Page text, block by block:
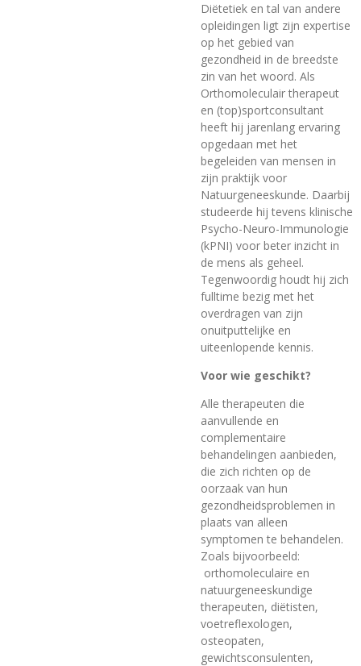
Diëtetiek en tal van andere
opleidingen ligt zijn expertise
op het gebied van
gezondheid in de breedste
zin van het woord. Als
Orthomoleculair therapeut
en (top)sportconsultant
heeft hij jarenlang ervaring
opgedaan met het
begeleiden van mensen in
zijn praktijk voor
Natuurgeneeskunde. Daarbij
studeerde hij tevens klinische
Psycho-Neuro-Immunologie
(kPNI) voor beter inzicht in
de mens als geheel.
Tegenwoordig houdt hij zich
fulltime bezig met het
overdragen van zijn
onuitputtelijke en
uiteenlopende kennis.
Voor wie geschikt?
Alle therapeuten die
aanvullende en
complementaire
behandelingen aanbieden,
die zich richten op de
oorzaak van hun
gezondheidsproblemen in
plaats van alleen
symptomen te behandelen.
Zoals bijvoorbeeld:
orthomoleculaire en
natuurgeneeskundige
therapeuten, diëtisten,
voetreflexologen,
osteopaten,
gewichtsconsulenten,